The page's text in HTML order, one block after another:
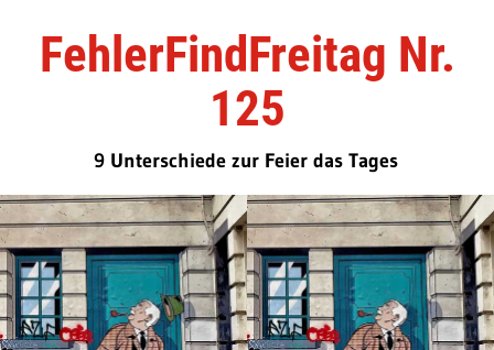
FehlerFindFreitag Nr.
125
9 Unterschiede zur Feier das Tages